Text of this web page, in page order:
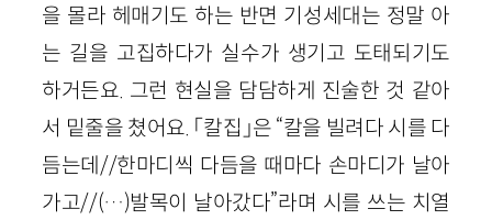
을 몰라 헤매기도 하는 반면 기성세대는 정말 아
는 길을 고집하다가 실수가 생기고 도태되기도
하거든요. 그런 현실을 담담하게 진술한 것 같아
서 밑줄을 쳤어요. 「칼집」은 “칼을 빌려다 시를 다
듬는데//한마디씩 다듬을 때마다 손마디가 날아
가고//(…)발목이 날아갔다”라며 시를 쓰는 치열